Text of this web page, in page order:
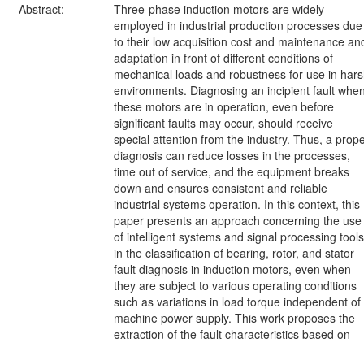
Abstract:
Three-phase induction motors are widely
employed in industrial production processes due
to their low acquisition cost and maintenance
adaptation in front of different conditions of
mechanical loads and robustness for use in
environments. Diagnosing an incipient fault
these motors are in operation, even before
significant faults may occur, should receive
special attention from the industry. Thus, a
diagnosis can reduce losses in the processes,
time out of service, and the equipment breaks
down and ensures consistent and reliable
industrial systems operation. In this context, this
paper presents an approach concerning the use
of intelligent systems and signal processing tools
in the classification of bearing, rotor, and stator
fault diagnosis in induction motors, even when
they are subject to various operating conditions
such as variations in load torque independent of
machine power supply. This work proposes the
extraction of the fault characteristics based on